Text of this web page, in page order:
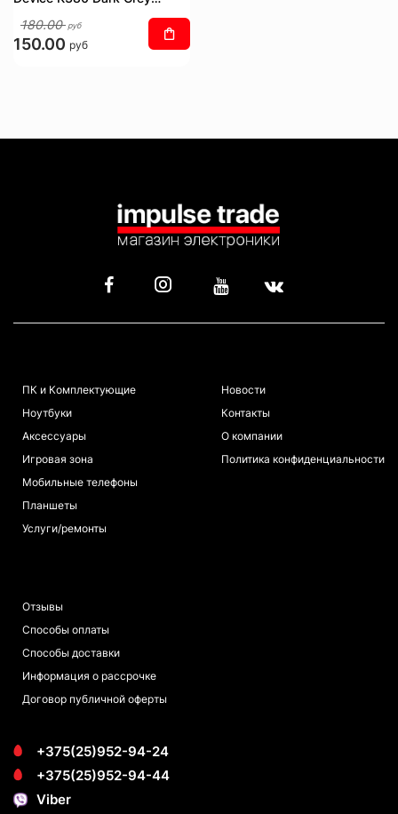
180.00 руб
150.00 руб
ПК и Комплектующие
Ноутбуки
Аксессуары
Игровая зона
Мобильные телефоны
Планшеты
Услуги/ремонты
Новости
Контакты
О компании
Политика конфиденциальности
Отзывы
Способы оплаты
Способы доставки
Информация о рассрочке
Договор публичной оферты
+375(25)952-94-24
+375(25)952-94-44
Viber